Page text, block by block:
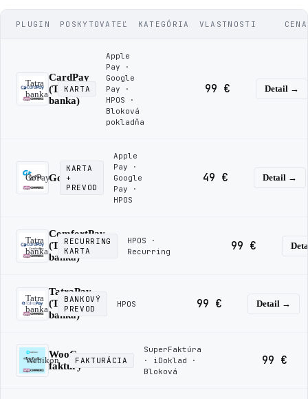
PLUGIN POSKYTOVATEĽ KATEGÓRIA VLASTNOSTI
CardPay
(Tatra
banka)
Tatra
banka
KARTA
Apple
Pay ·
Google
Pay ·
HPOS ·
Bloková
pokladňa
99 € Detail →
GoPay
GoPay
KARTA
+
PREVOD
Apple
Pay ·
Google
Pay ·
HPOS
49 € Detail →
ComfortPay
(Tatra
banka)
Tatra
banka
RECURRING
KARTA
HPOS ·
Recurring
99 €
TatraPay
(Tatra
banka)
Tatra
banka
BANKOVÝ
PREVOD
HPOS 99 € Detail →
WooCommerce
faktúry
Webikon FAKTURÁCIA
SuperFaktúra
· iDoklad ·
Bloková
99 €